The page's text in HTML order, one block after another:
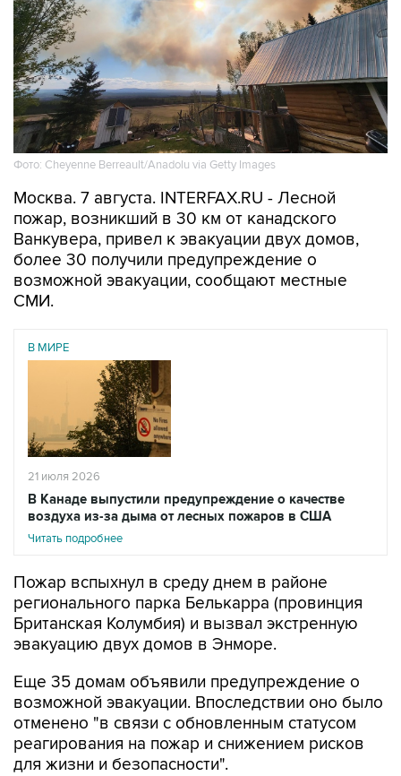
Фото: Cheyenne Berreault/Anadolu via Getty Images
Москва. 7 августа. INTERFAX.RU - Лесной
пожар, возникший в 30 км от канадского
Ванкувера, привел к эвакуации двух домов,
более 30 получили предупреждение о
возможной эвакуации, сообщают местные
СМИ.
В МИРЕ
21 июля 2026
В Канаде выпустили предупреждение о качестве
воздуха из-за дыма от лесных пожаров в США
Читать подробнее
Пожар вспыхнул в среду днем в районе
регионального парка Белькарра (провинция
Британская Колумбия) и вызвал экстренную
эвакуацию двух домов в Энморе.
Еще 35 домам объявили предупреждение о
возможной эвакуации. Впоследствии оно было
отменено "в связи с обновленным статусом
реагирования на пожар и снижением рисков
для жизни и безопасности".